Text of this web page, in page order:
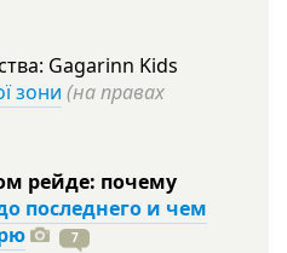
Gagarinn Kids
зони (на правах
рейде: почему
последнего и чем
7